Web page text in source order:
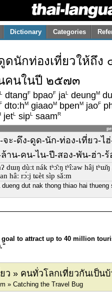
Dictionary Categories
นักท่องเที่ยวให้ถึ
คนในปี ๒๕๗๓
L dtangF bpaoF jaL deungM
dto:hM giaaoM bpenM jaoF
jetL sipL saamR
ะ-ดึง-ดูด-นัก-ท่อง-เที่ยว-
าน-คน-ไน-ปี-สอง-พัน-ฮ่า-ร้
dɯŋ dùːt nák tʰɔ̂ːŋ tʰîːaw hâj
hâː rɔ́ːj tɕèt sìp sǎːm
dut nak thong thiao hai
goal to attract up to 40 million
ว » คนทั่วโลกเที่ยวกันเป็นบ้
» Catching the Travel Bug